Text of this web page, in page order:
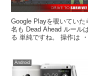
Google Playを覗いてい
名も Dead Ahead ルール
る 単純ですね。 操作は
Android